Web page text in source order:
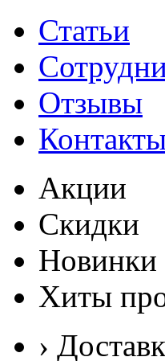
Статьи
Отзывы
Акции
Скидки
Новинки
Хиты
›